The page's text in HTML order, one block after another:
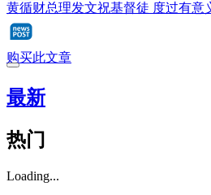
黄循财总理发文祝基督徒 度过有意
购买此文章
最新
热门
Loading...